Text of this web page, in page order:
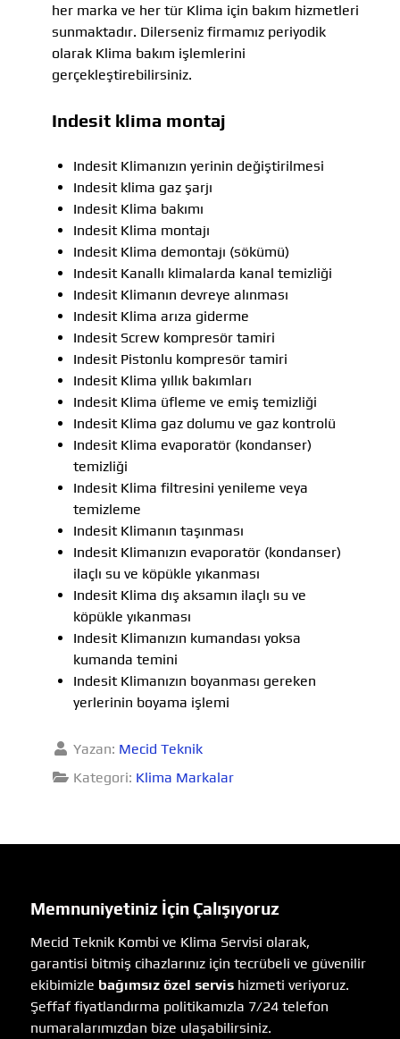
her marka ve her tür Klima için bakım hizmetleri
sunmaktadır. Dilerseniz firmamız periyodik
olarak Klima bakım işlemlerini
gerçekleştirebilirsiniz.
Indesit klima montaj
Indesit Klimanızın yerinin değiştirilmesi
Indesit klima gaz şarjı
Indesit Klima bakımı
Indesit Klima montajı
Indesit Klima demontajı (sökümü)
Indesit Kanallı klimalarda kanal temizliği
Indesit Klimanın devreye alınması
Indesit Klima arıza giderme
Indesit Screw kompresör tamiri
Indesit Pistonlu kompresör tamiri
Indesit Klima yıllık bakımları
Indesit Klima üfleme ve emiş temizliği
Indesit Klima gaz dolumu ve gaz kontrolü
Indesit Klima evaporatör (kondanser)
temizliği
Indesit Klima filtresini yenileme veya
temizleme
Indesit Klimanın taşınması
Indesit Klimanızın evaporatör (kondanser)
ilaçlı su ve köpükle yıkanması
Indesit Klima dış aksamın ilaçlı su ve
köpükle yıkanması
Indesit Klimanızın kumandası yoksa
kumanda temini
Indesit Klimanızın boyanması gereken
yerlerinin boyama işlemi
Yazan: Mecid Teknik
Kategori: Klima Markalar
Memnuniyetiniz İçin Çalışıyoruz
Mecid Teknik Kombi ve Klima Servisi olarak,
garantisi bitmiş cihazlarınız için tecrübeli ve güvenilir
ekibimizle bağımsız özel servis hizmeti veriyoruz.
Şeffaf fiyatlandırma politikamızla 7/24 telefon
numaralarımızdan bize ulaşabilirsiniz.